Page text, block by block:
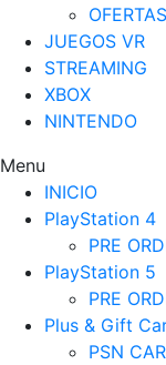
JUEGOS VR
STREAMING
XBOX
NINTENDO
Menu
INICIO
PlayStation 4
PRE
PlayStation 5
PRE
Plus & Gift
PSN